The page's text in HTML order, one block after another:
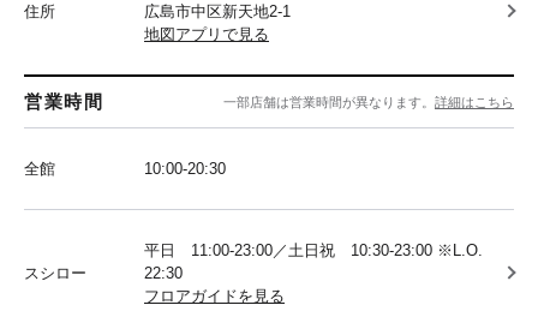
住所
広島市中区新天地2-1
地図アプリで見る
営業時間 一部店舗は営業時間が異なります。 詳細はこちら
全館 10:00-20:30
スシロー
平日 11:00-23:00／土日祝 10:30-23:00 ※L.O.
22:30
フロアガイドを見る